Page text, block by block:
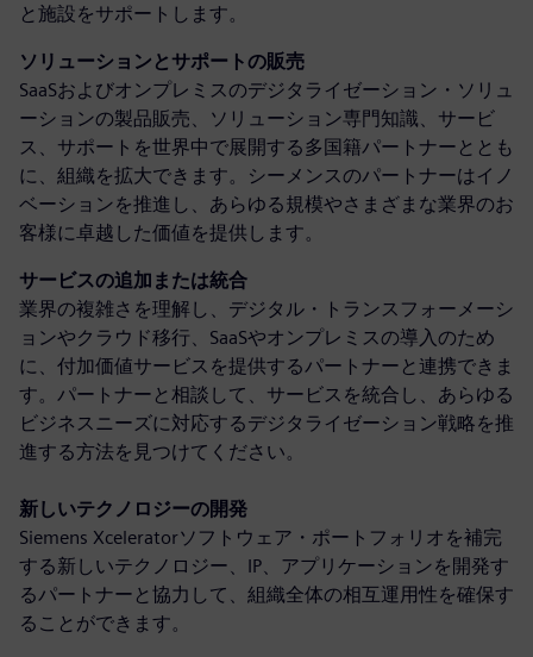
と施設をサポートします。
ソリューションとサポートの販売
SaaSおよびオンプレミスのデジタライゼーション・ソリュ
ーションの製品販売、ソリューション専門知識、サービ
ス、サポートを世界中で展開する多国籍パートナーととも
に、組織を拡大できます。シーメンスのパートナーはイノ
ベーションを推進し、あらゆる規模やさまざまな業界のお
客様に卓越した価値を提供します。
サービスの追加または統合
業界の複雑さを理解し、デジタル・トランスフォーメーシ
ョンやクラウド移行、SaaSやオンプレミスの導入のため
に、付加価値サービスを提供するパートナーと連携できま
す。パートナーと相談して、サービスを統合し、あらゆる
ビジネスニーズに対応するデジタライゼーション戦略を推
進する方法を見つけてください。
新しいテクノロジーの開発
Siemens Xceleratorソフトウェア・ポートフォリオを補完
する新しいテクノロジー、IP、アプリケーションを開発す
るパートナーと協力して、組織全体の相互運用性を確保す
ることができます。